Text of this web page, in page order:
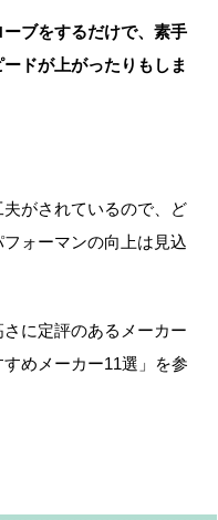
ブをするだけで、素手
ドが上がったりもしま
がされているので、ど
ォーマンの向上は見込
に定評のあるメーカー
めメーカー11選」を参